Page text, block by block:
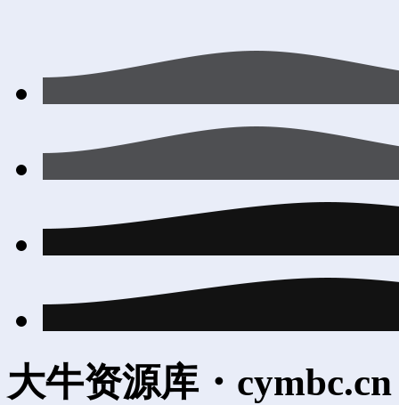
大牛资源库・cymbc.cn